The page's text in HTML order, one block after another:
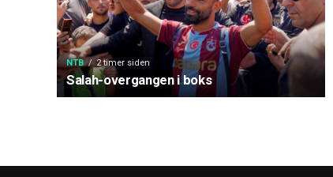
NTB 2 timer siden
Salah-overgangen i boks